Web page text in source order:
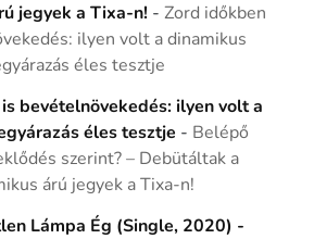
jegyek a Tixa-n! -Zord időkben
ilyen volt a dinamikus
éles tesztje
bevételnövekedés: ilyen volt a
éles tesztje - Belépő
szerint? – Debütáltak a
árú jegyek a Tixa-n!
Lámpa Ég (Single, 2020) -